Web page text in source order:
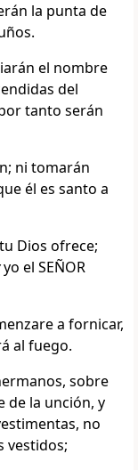
la punta de
el nombre
del
tanto serán
ni tomarán
él es santo a
Dios ofrece;
yo el SEÑOR
a fornicar,
al fuego.
sobre
de la unción, y
no
vestidos;